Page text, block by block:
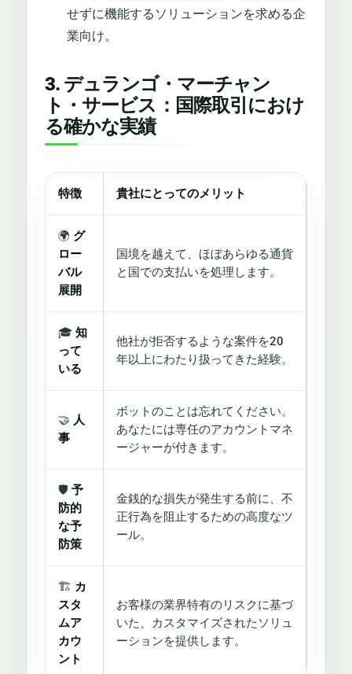
せずに機能するソリューションを求める企
業向け。
3. デュランゴ・マーチャン
ト・サービス：国際取引におけ
る確かな実績
特徴 貴社にとってのメリット
🌍 グ
ロー
バル
展開
国境を越えて、ほぼあらゆる通貨
と国での支払いを処理します。
🎓 知
って
いる
他社が拒否するような案件を20
年以上にわたり扱ってきた経験。
🤝 人
事
ボットのことは忘れてください。
あなたには専任のアカウントマネ
ージャーが付きます。
🛡️ 予
防的
な予
防策
金銭的な損失が発生する前に、不
正行為を阻止するための高度なツ
ール。
🏗️ カ
スタ
ムア
カウ
ント
お客様の業界特有のリスクに基づ
いた、カスタマイズされたソリュ
ーションを提供します。